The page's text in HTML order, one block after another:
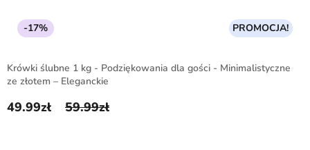
-17% PROMOCJA!
Krówki ślubne 1 kg - Podziękowania dla gości - Minimalistyczne
ze złotem – Eleganckie
59.99zł
Pierwotna cena wynosiła: 59.99zł.
49.99zł
Aktualna cena wynosi: 49.99zł.